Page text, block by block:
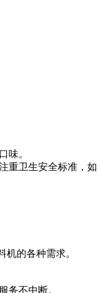
味。
重卫生安全标准，如
的各种需求。
务不中断。